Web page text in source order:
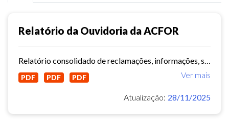
Relatório da Ouvidoria da ACFOR
Ver mais
PDF PDF PDF
Atualização: 28/11/2025